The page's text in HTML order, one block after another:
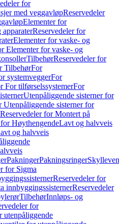
for
med veggavløpReservedeler
Elementer for
apparaterReservedeler for
Elementer for vaske- og
Elementer for vaske- og
TilbehørReservedeler for
TilbehørFor
systemveggerFor
For tilførselssystemerFor
Utenpåliggende sisterner for
Utenpåliggende sisterner for
Reservedeler for Montert på
HøythengendeLavt og halvveis
og halvveis
PakningerPakningsringer
for Sigma
Reservedeler for
innbyggingssisternerReservedeler
TilbehørInnløps- og
for
utenpåliggende